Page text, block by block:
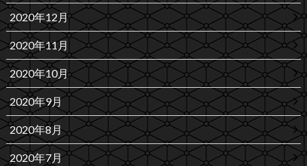
2020年12月
2020年11月
2020年10月
2020年9月
2020年8月
2020年7月